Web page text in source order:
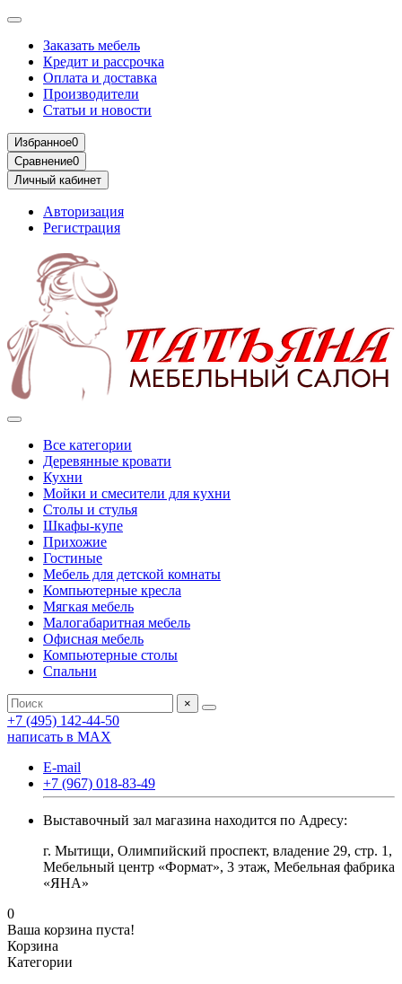
Заказать мебель
Кредит и рассрочка
Оплата и доставка
Производители
Статьи и новости
Избранное0
Сравнение0
Личный кабинет
Авторизация
Регистрация
Все категории
Деревянные кровати
Кухни
Мойки и смесители для кухни
Столы и стулья
Шкафы-купе
Прихожие
Гостиные
Мебель для детской комнаты
Компьютерные кресла
Мягкая мебель
Малогабаритная мебель
Офисная мебель
Компьютерные столы
Спальни
×
+7 (495) 142-44-50
написать в МАХ
E-mail
+7 (967) 018-83-49
Выставочный зал магазина находится по Адресу:
г. Мытищи, Олимпийский проспект, владение 29, стр. 1,
Мебельный центр «Формат», 3 этаж, Мебельная фабрика
«ЯНА»
0
Ваша корзина пуста!
Корзина
Категории